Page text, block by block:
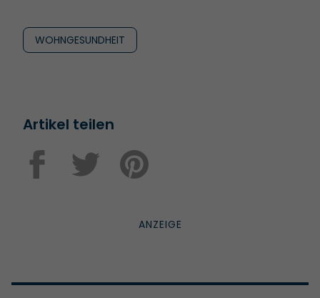
WOHNGESUNDHEIT
Artikel teilen